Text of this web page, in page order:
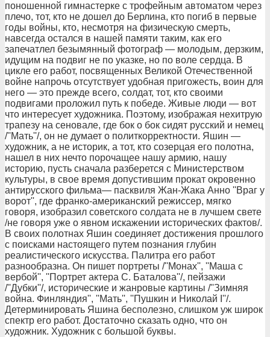
поношенной гимнастерке с трофейным автоматом через
плечо, тот, кто не дошел до Берлина, кто погиб в первые
годы войны, кто, несмотря на физическую смерть,
навсегда остался в нашей памяти таким, как его
запечатлел безымянный фотограф — молодым, дерзким,
идущим на подвиг не по указке, но по воле сердца. В
цикле его работ, посвященных Великой Отечественной
войне напрочь отсутствует удобная пригожесть, воин для
него — это прежде всего, солдат, тот, кто своими
подвигами проложил путь к победе. Живые люди — вот
что интересует художника. Поэтому, изображая нехитрую
трапезу на сеновале, где бок о бок сидят русский и немец
/''Мать''/, он не думает о политкорректности. Яшин —
художник, а не историк, а тот, кто созерцая его полотна,
нашел в них нечто порочащее нашу армию, нашу
историю, пусть сначала разберется с Министерством
культуры, в свое время допустившим прокат окровенно
антирусского фильма— пасквиля Жан-Жака Анно ''Враг у
ворот'', где франко-американский режиссер, мягко
говоря, изобразил советского солдата не в лучшем свете
/не говоря уже о явном искажении исторических фактов/.
В своих полотнах Яшин соединяет достижения прошлого
с поисками настоящего путем познания глубин
реалистического искусства. Палитра его работ
разнообразна. Он пишет портреты /''Монах'', ''Маша с
вербой'', ''Портрет актера С. Баталова''/, пейзажи
/''Дубки''/, исторические и жанровые картины /''Зимняя
война. Финляндия'', ''Мать'', ''Пушкин и Николай I''/.
Детерминировать Яшина бесполезно, слишком уж широк
спектр его работ. Достаточно сказать одно, что он
художник. Художник с большой буквы.